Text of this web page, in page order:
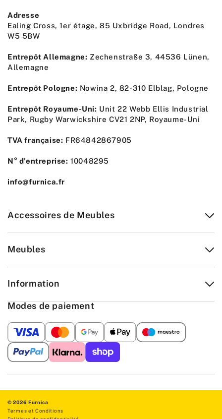
Adresse
Ealing Cross, 1er étage, 85 Uxbridge Road, Londres
W5 5BW
Entrepôt Allemagne: Zechenstraße 3, 44536 Lünen,
Allemagne
Entrepôt Pologne: Nowina 2, 82-310 Elblag, Pologne
Entrepôt Royaume-Uni: Unit 22 Webb Ellis Industrial
Park, Rugby Warwickshire CV21 2NP, Royaume-Uni
TVA française: FR64842867905
N° d'entreprise: 10048295
info@furnica.fr
Accessoires de Meubles
Meubles
Information
Modes de paiement
© 2026 Furnica
Termes et Conditions